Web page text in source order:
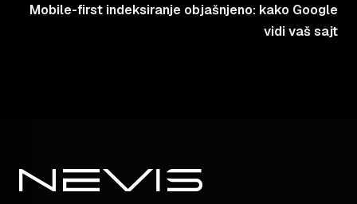
Mobile-first indeksiranje objašnjeno: kako Google
vidi vaš sajt